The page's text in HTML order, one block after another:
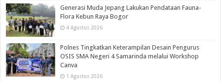
Generasi Muda Jepang Lakukan Pendataan Fauna-
Flora Kebun Raya Bogor
4 Agustus 2026
Polnes Tingkatkan Keterampilan Desain Pengurus
OSIS SMA Negeri 4 Samarinda melalui Workshop
Canva
1 Agustus 2026